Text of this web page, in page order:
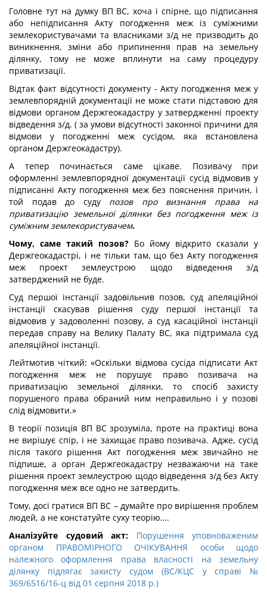
Головне тут на думку ВП ВС, хоча і спірне, що підписання
або непідписання Акту погодження меж із суміжними
землекористувачами та власниками з/д не призводить до
виникнення, зміни або припинення прав на земельну
ділянку, тому не може вплинути на саму процедуру
приватизації.
Відтак факт відсутності документу - Акту погодження меж у
землевпорядній документації не може стати підставою для
відмови органом Держгеокадастру у затвердженні проекту
відведення з/д. ( за умови відсутності законної причини для
відмови у погодженні меж сусідом, яка встановлена
органом Держгеокадастру).
А тепер починається саме цікаве. Позивачу при
оформленні землевпорядної документації сусід відмовив у
підписанні Акту погодження меж без пояснення причин, і
той подав до суду позов про визнання права на
приватизацію земельної ділянки без погодження меж із
суміжним землекористувачем.
Чому, саме такий позов? Бо йому відкрито сказали у
Держгеокадастрі, і не тільки там, що без Акту погодження
меж проект землеустрою щодо відведення з/д
затверджений не буде.
Суд першої інстанції задовільнив позов, суд апеляційної
інстанції скасував рішення суду першої інстанції та
відмовив у задоволенні позову, а суд касаційної інстанції
передав справу на Велику Палату ВС, яка підтримала суд
апеляційної інстанції.
Лейтмотив чіткий: «Оскільки відмова сусіда підписати Акт
погодження меж не порушує право позивача на
приватизацію земельної ділянки, то спосіб захисту
порушеного права обраний ним неправильно і у позові
слід відмовити.»
В теорії позиція ВП ВС зрозуміла, проте на практиці вона
не вирішує спір, і не захищає право позивача. Адже, сусід
після такого рішення Акт погодження меж звичайно не
підпише, а орган Держгеокадастру незважаючи на таке
рішення проект землеустрою щодо відведення з/д без Акту
погодження меж все одно не затвердить.
Тому, досі гратися ВП ВС – думайте про вирішення проблем
людей, а не констатуйте суху теорію….
Аналізуйте судовий акт:
Порушення уповноваженим
органом ПРАВОМІРНОГО ОЧІКУВАННЯ особи щодо
належного оформлення права власності на земельну
ділянку підлягає захисту судом (ВС/КЦС у справі №
369/6516/16-ц від 01 серпня 2018 р.)